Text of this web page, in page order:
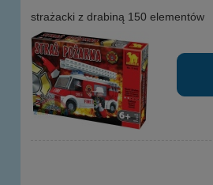
strażacki z drabiną 150 elementów